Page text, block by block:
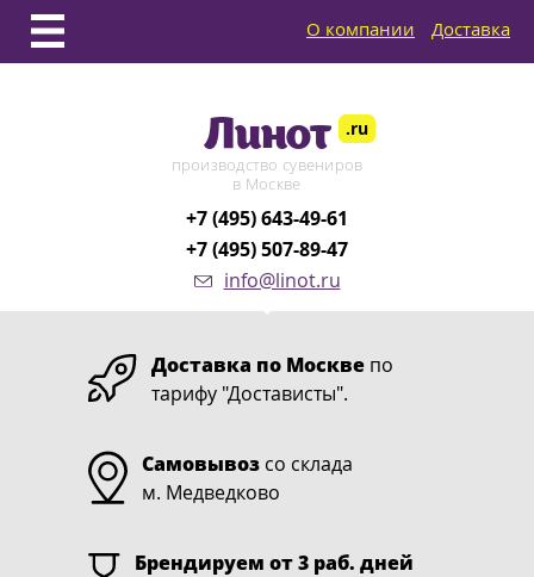
О компании Доставка
Линот .ru
производство сувениров
в Москве
+7 (495) 643-49-61
+7 (495) 507-89-47
info@linot.ru
Доставка по Москве по
тарифу "Достависты".
Самовывоз со склада
м. Медведково
Брендируем от 3 раб. дней